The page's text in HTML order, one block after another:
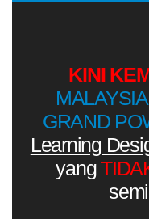
KINI
MALAYSIA
GRAND
Learning
yang